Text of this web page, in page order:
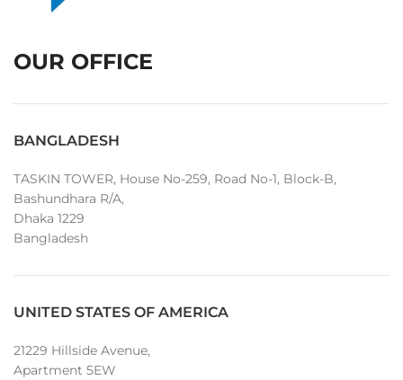
OUR OFFICE
BANGLADESH
TASKIN TOWER, House No-259, Road No-1, Block-B,
Bashundhara R/A,
Dhaka 1229
Bangladesh
UNITED STATES OF AMERICA
21229 Hillside Avenue,
Apartment 5EW